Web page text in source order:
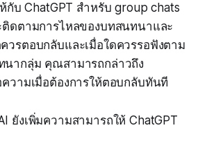
กับ ChatGPT สำหรับ group chats
ติดตามการไหลของบทสนทนาและ
วรตอบกลับและเมื่อใดควรรอฟังตาม
นากลุ่ม คุณสามารถกล่าวถึง
วามเมื่อต้องการให้ตอบกลับทันที
ยังเพิ่มความสามารถให้ ChatGPT